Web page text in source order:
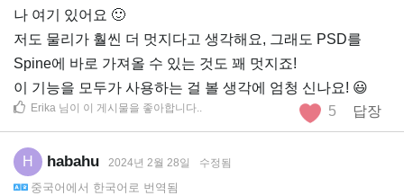
나 여기 있어요 🙂
저도 물리가 훨씬 더 멋지다고 생각해요, 그래도 PSD를
Spine에 바로 가져올 수 있는 것도 꽤 멋지죠!
이 기능을 모두가 사용하는 걸 볼 생각에 엄청 신나요! 😃
5
답장
Erika 님이 이 게시물을 좋아합니다..
H habahu 2024년 2월 28일 수정됨
중국어 에서 한국어 로 번역됨